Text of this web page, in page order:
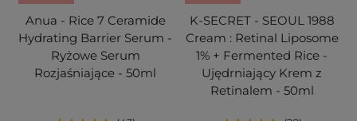
Anua - Rice 7 Ceramide
Hydrating Barrier Serum -
Ryżowe Serum
Rozjaśniające - 50ml
K-SECRET - SEOUL 1988
Cream : Retinal Liposome
1% + Fermented Rice -
Ujędrniający Krem z
Retinalem - 50ml